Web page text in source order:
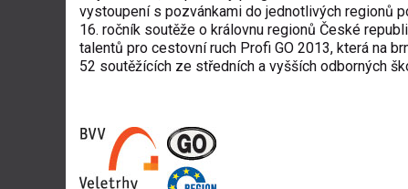
vystoupení s pozvánkami do jednotlivých regionů
16. ročník soutěže o královnu regionů České
talentů pro cestovní ruch Profi GO 2013, která na
52 soutěžících ze středních a vyšších odborných